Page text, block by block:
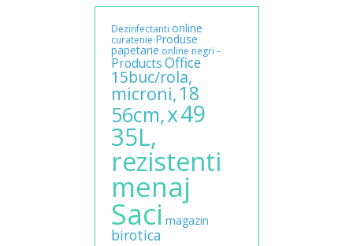
Dezinfectanti online
curatenie Produse
papetarie online negri -
ProductsOffice
15buc/rola,
microni, 18
56cm,x49
35L,
rezistenti
menaj
Saci magazin
birotica